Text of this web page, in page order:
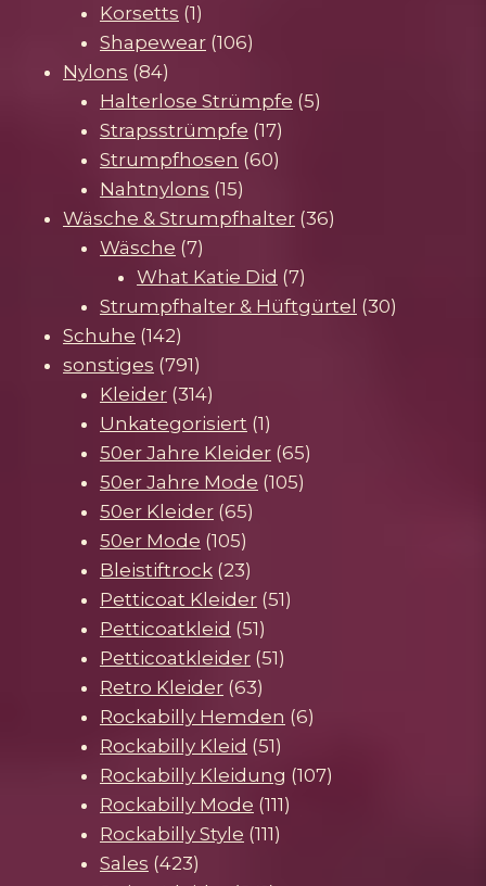
Korsetts 11
Produkt
Shapewear 106106
Nylons 8484
Produkte
Halterlose Strümpfe 55
Strapsstrümpfe 1717
Produkte
Strumpfhosen 6060
Nahtnylons 1515
Produkte
Wäsche & Strumpfhalter 3636
Wäsche 77
Produkte
What Katie Did 77
Produkte
Strumpfhalter & Hüftgürtel 3030
Schuhe 142142
Produkte
sonstiges 791791
Produkte
Kleider 314314
Produkte
Unkategorisiert 11
Produkt
50er Jahre Kleider 6565
50er Jahre Mode 105105
50er Kleider 6565
50er Mode 105105
Produkte
Bleistiftrock 2323
Produkte
Petticoat Kleider 5151
Petticoatkleid 5151
Produkte
Petticoatkleider 5151
Retro Kleider 6363
Produkte
Rockabilly Hemden 66
Rockabilly Kleid 5151
Produkte
Rockabilly Kleidung 107107
Rockabilly Mode 111111
Rockabilly Style 111111
Sales 423423